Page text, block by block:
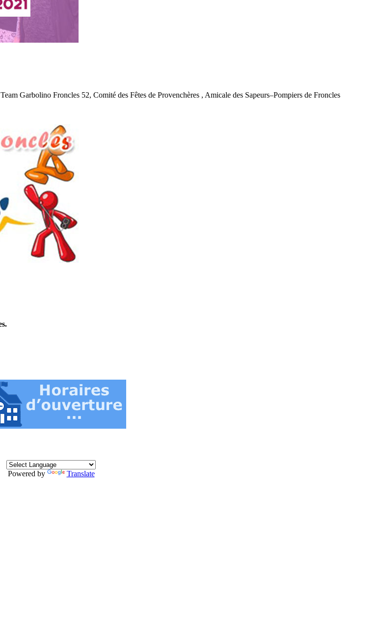
Garbolino Froncles 52, Comité des Fêtes de Provenchères , Amicale des Sapeurs–Pompiers de Froncles
Powered by Translate